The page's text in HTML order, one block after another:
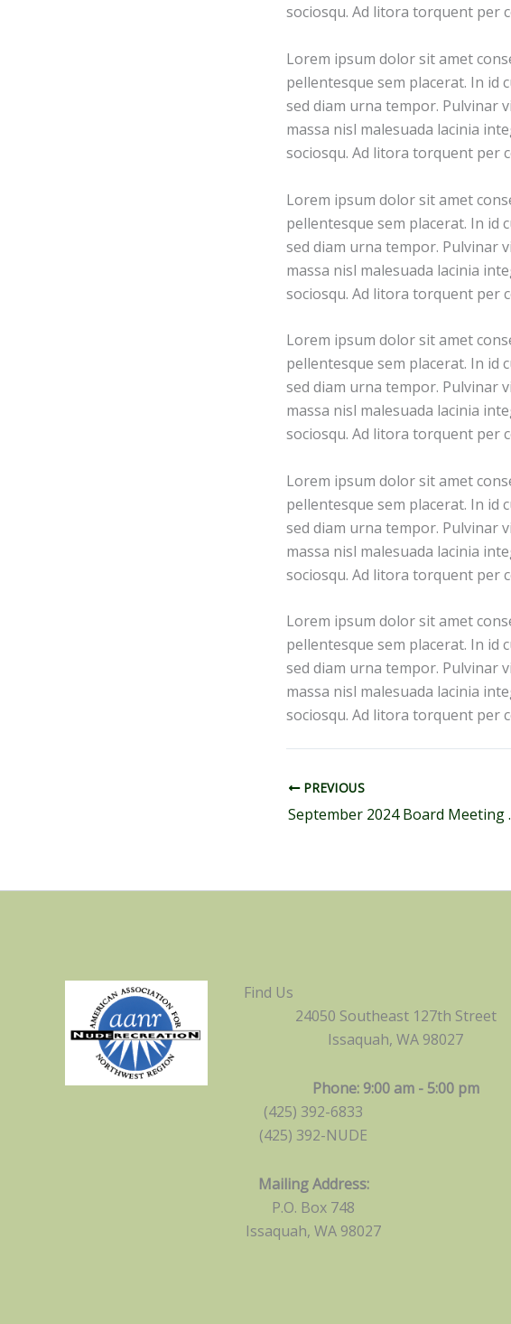
sociosqu. Ad litora torquent per
Lorem ipsum dolor sit amet
pellentesque sem placerat. In id
sed diam urna tempor. Pulvinar
massa nisl malesuada lacinia
sociosqu. Ad litora torquent per
Lorem ipsum dolor sit amet
pellentesque sem placerat. In id
sed diam urna tempor. Pulvinar
massa nisl malesuada lacinia
sociosqu. Ad litora torquent per
Lorem ipsum dolor sit amet
pellentesque sem placerat. In id
sed diam urna tempor. Pulvinar
massa nisl malesuada lacinia
sociosqu. Ad litora torquent per
Lorem ipsum dolor sit amet
pellentesque sem placerat. In id
sed diam urna tempor. Pulvinar
massa nisl malesuada lacinia
sociosqu. Ad litora torquent per
Lorem ipsum dolor sit amet
pellentesque sem placerat. In id
sed diam urna tempor. Pulvinar
massa nisl malesuada lacinia
sociosqu. Ad litora torquent per
PREVIOUS
Find Us
24050 Southeast 127th Street
Issaquah, WA 98027
Phone: 9:00 am - 5:00 pm
(425) 392-6833
(425) 392-NUDE
Mailing Address:
P.O. Box 748
Issaquah, WA 98027